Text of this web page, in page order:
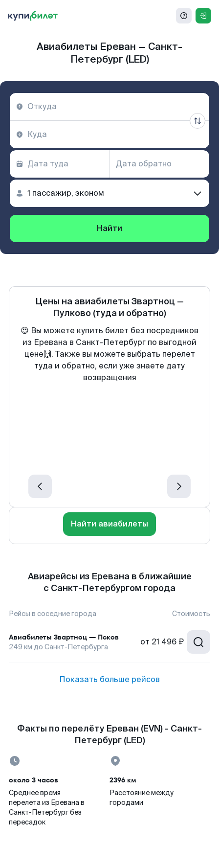
Авиабилеты Ереван — Санкт-
Петербург (LED)
Найти
Цены на авиабилеты Звартноц —
Пулково (туда и обратно)
😍 Вы можете купить билет без посредников
из Еревана в Санкт-Петербург по выгодной
цене🙌. Также вы можете выбрать перелет
туда и обратно, если уже знаете дату
возвращения
Найти авиабилеты
Авиарейсы из Еревана в ближайшие
с Санкт-Петербургом города
Рейсы в соседние города Стоимость
Авиабилеты Звартноц — Псков
249 км до Санкт-Петербурга от 21 496 ₽
Показать больше рейсов
Факты по перелёту Ереван (EVN) - Санкт-
Петербург (LED)
около 3 часов
Среднее время
перелета из Еревана в
Санкт-Петербург без
пересадок
2396 км
Расстояние между
городами